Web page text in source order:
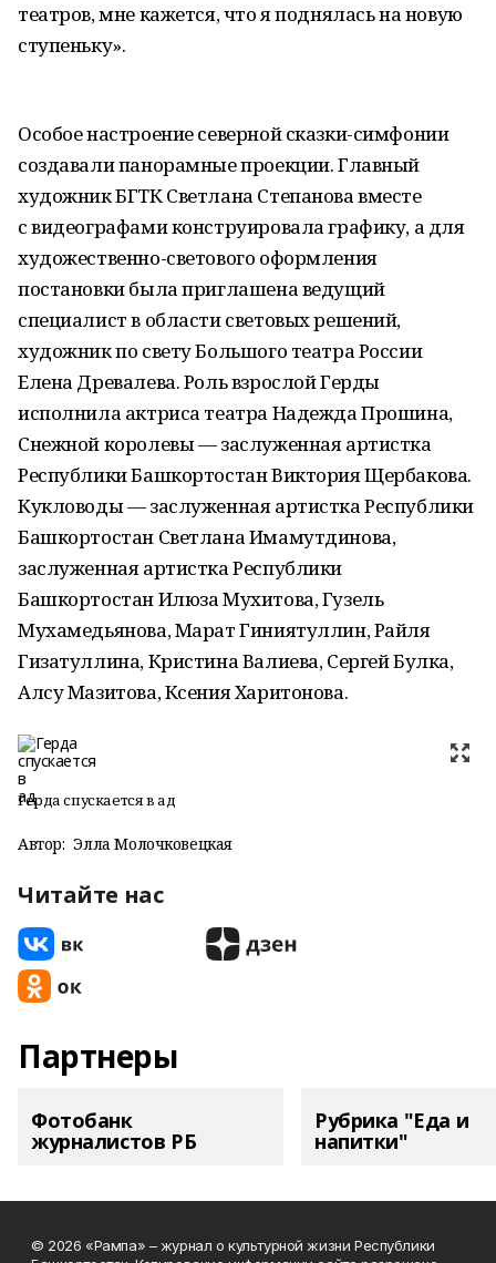
театров, мне кажется, что я поднялась на новую
ступеньку».
Особое настроение северной сказки-симфонии
создавали панорамные проекции. Главный
художник БГТК Светлана Степанова вместе
с видеографами конструировала графику, а для
художественно-светового оформления
постановки была приглашена ведущий
специалист в области световых решений,
художник по свету Большого театра России
Елена Древалева. Роль взрослой Герды
исполнила актриса театра Надежда Прошина,
Снежной королевы — заслуженная артистка
Республики Башкортостан Виктория Щербакова.
Кукловоды — заслуженная артистка Рес­публики
Башкортостан Светлана Имамутдинова,
заслуженная артистка Республики
Башкортостан Илюза Мухитова, Гузель
Мухамедьянова, Марат Гиниятуллин, Райля
Гизатуллина, Кристина Валиева, Сергей Булка,
Алсу Мазитова, Ксения Харитонова.
Герда спускается в ад
Автор: Элла Молочковецкая
Читайте нас
Партнеры
Фотобанк
журналистов РБ
Рубрика "Еда и
напитки"
© 2026 «Рампа» – журнал о культурной жизни Республики